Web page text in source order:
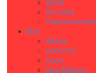
Bluzki
Komplety
Okrycia
Buty
Adidas
Converse
Gucci
New Balance